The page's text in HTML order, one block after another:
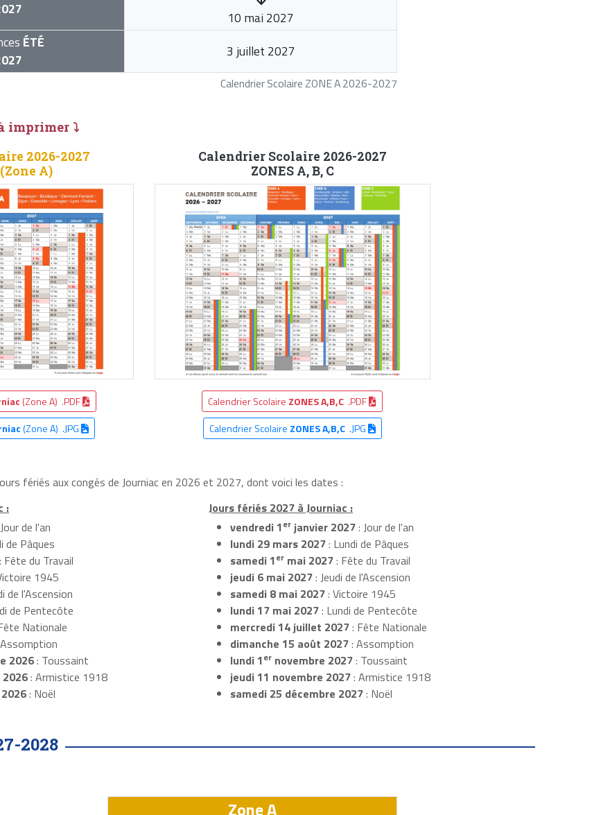
Calendrier Scolaire ZONE A 2026-2027
10 mai 2027
ÉTÉ
3 juillet 2027
imprimer ⤵
2026-2027
A)
(Zone A) .PDF
(Zone A) .JPG
Calendrier Scolaire 2026-2027
ZONES A, B, C
Calendrier Scolaire ZONES A,B,C .PDF
Calendrier Scolaire ZONES A,B,C.JPG
fériés aux congés de Journiac en 2026 et 2027, dont voici les dates :
:
de l'an
de Pâques
du Travail
1945
de l'Ascension
de Pentecôte
Nationale
2026: Toussaint
: Armistice 1918
: Noël
Jours fériés 2027 à Journiac :
vendredi 1erjanvier 2027: Jour de l'an
lundi 29 mars 2027: Lundi de Pâques
samedi 1ermai 2027: Fête du Travail
jeudi 6 mai 2027: Jeudi de l'Ascension
samedi 8 mai 2027: Victoire 1945
lundi 17 mai 2027: Lundi de Pentecôte
mercredi 14 juillet 2027: Fête Nationale
dimanche 15 août 2027: Assomption
lundi 1ernovembre 2027: Toussaint
jeudi 11 novembre 2027: Armistice 1918
samedi 25 décembre 2027: Noël
2028
Zone A